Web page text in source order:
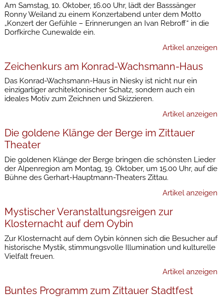
Am Samstag, 10. Oktober, 16.00 Uhr, lädt der Basssänger
Ronny Weiland zu einem Konzertabend unter dem Motto
„Konzert der Gefühle – Erinnerungen an Ivan Rebroff“ in die
Dorfkirche Cunewalde ein.
Artikel anzeigen
Zeichenkurs am Konrad-Wachsmann-Haus
Das Konrad-Wachsmann-Haus in Niesky ist nicht nur ein
einzigartiger architektonischer Schatz, sondern auch ein
ideales Motiv zum Zeichnen und Skizzieren.
Artikel anzeigen
Die goldene Klänge der Berge im Zittauer
Theater
Die goldenen Klänge der Berge bringen die schönsten Lieder
der Alpenregion am Montag, 19. Oktober, um 15.00 Uhr, auf die
Bühne des Gerhart-Hauptmann-Theaters Zittau.
Artikel anzeigen
Mystischer Veranstaltungsreigen zur
Klosternacht auf dem Oybin
Zur Klosternacht auf dem Oybin können sich die Besucher auf
historische Mystik, stimmungsvolle Illumination und kulturelle
Vielfalt freuen.
Artikel anzeigen
Buntes Programm zum Zittauer Stadtfest